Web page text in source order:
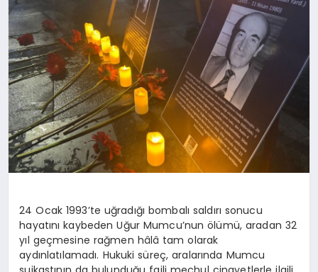
24 Ocak 1993’te uğradığı bombalı saldırı sonucu
hayatını kaybeden Uğur Mumcu’nun ölümü, aradan 32
yıl geçmesine rağmen hâlâ tam olarak
aydınlatılamadı. Hukuki süreç, aralarında Mumcu